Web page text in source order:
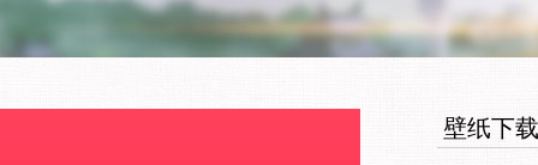
壁纸下载